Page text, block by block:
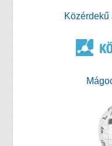
Közérdekű